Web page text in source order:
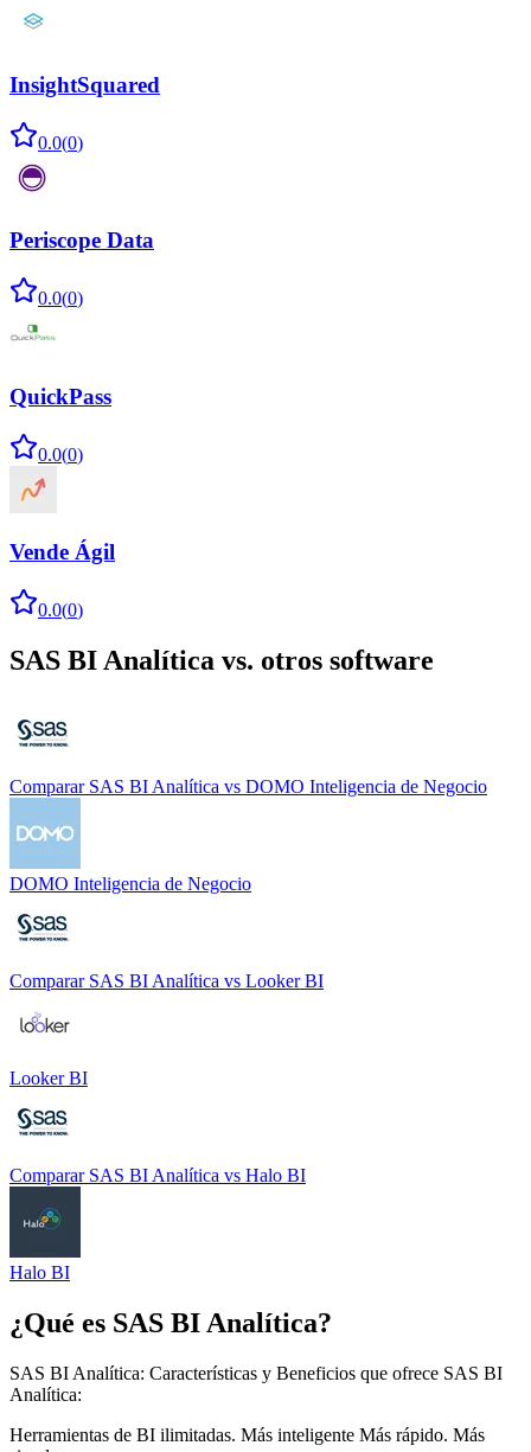
InsightSquared
0.0(0)
Periscope Data
0.0(0)
QuickPass
0.0(0)
Vende Ágil
0.0(0)
SAS BI Analítica vs. otros software
Comparar SAS BI Analítica vs DOMO Inteligencia de Negocio
DOMO Inteligencia de Negocio
Comparar SAS BI Analítica vs Looker BI
Looker BI
Comparar SAS BI Analítica vs Halo BI
Halo BI
¿Qué es SAS BI Analítica?
SAS BI Analítica: Características y Beneficios que ofrece SAS BI
Analítica:
Herramientas de BI ilimitadas. Más inteligente Más rápido. Más